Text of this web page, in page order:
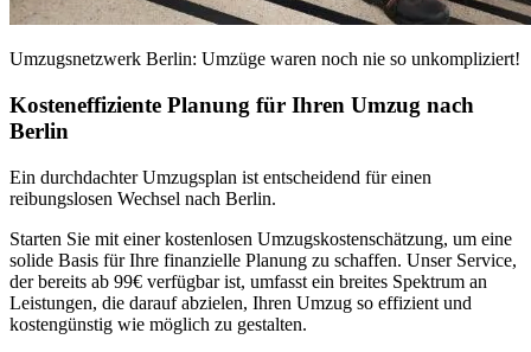
Umzugsnetzwerk Berlin: Umzüge waren noch nie so unkompliziert!
Kosteneffiziente Planung für Ihren Umzug nach
Berlin
Ein durchdachter Umzugsplan ist entscheidend für einen
reibungslosen Wechsel nach Berlin.
Starten Sie mit einer kostenlosen Umzugskostenschätzung, um eine
solide Basis für Ihre finanzielle Planung zu schaffen. Unser Service,
der bereits ab 99€ verfügbar ist, umfasst ein breites Spektrum an
Leistungen, die darauf abzielen, Ihren Umzug so effizient und
kostengünstig wie möglich zu gestalten.